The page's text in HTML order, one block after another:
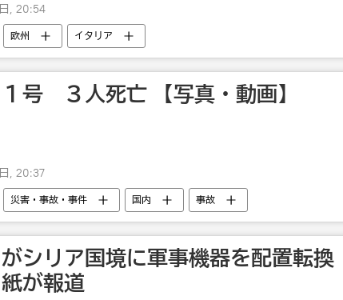
, 20:54
欧州 イタリア
号 ３人死亡 【写真・動画】
, 20:37
災害・事故・事件 国内 事故
がシリア国境に軍事機器を配置転換
紙が報道